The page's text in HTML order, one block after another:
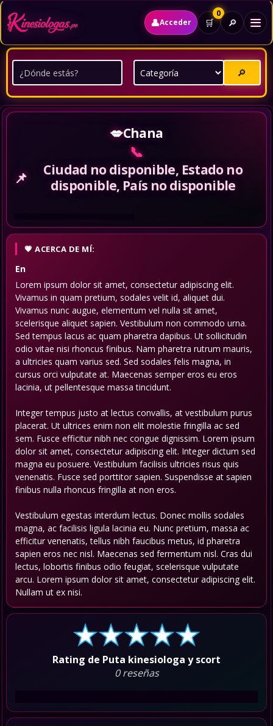
👤Acceder 🛒
0
🔎
🔎
💋Chana
📞
📌
Ciudad no disponible, Estado no
disponible, País no disponible
ACERCA DE MÍ:
En
Lorem ipsum dolor sit amet, consectetur adipiscing elit.
Vivamus in quam pretium, sodales velit id, aliquet dui.
Vivamus nunc augue, elementum vel nulla sit amet,
scelerisque aliquet sapien. Vestibulum non commodo urna.
Sed tempus lacus ac quam pharetra dapibus. Ut sollicitudin
odio vitae nisi rhoncus finibus. Nam pharetra rutrum mauris,
a ultricies quam varius sed. Sed sodales felis magna, in
cursus orci vulputate at. Maecenas semper eros eu eros
lacinia, ut pellentesque massa tincidunt.
Integer tempus justo at lectus convallis, at vestibulum purus
placerat. Ut ultrices enim non elit molestie fringilla ac sed
sem. Fusce efficitur nibh nec congue dignissim. Lorem ipsum
dolor sit amet, consectetur adipiscing elit. Integer dictum sed
magna eu posuere. Vestibulum facilisis ultricies risus quis
venenatis. Fusce sed porttitor sapien. Suspendisse at sapien
finibus nulla rhoncus fringilla at non eros.
Vestibulum egestas interdum lectus. Donec mollis sodales
magna, ac facilisis ligula lacinia eu. Nunc pretium, massa ac
efficitur venenatis, tellus nibh faucibus metus, id pharetra
sapien eros nec nisl. Maecenas sed fermentum nisl. Cras dui
lectus, lobortis finibus odio feugiat, scelerisque vulputate
arcu. Lorem ipsum dolor sit amet, consectetur adipiscing elit.
Nullam ut ex nisi.
Rating de Puta kinesiologa y scort
0 reseñas